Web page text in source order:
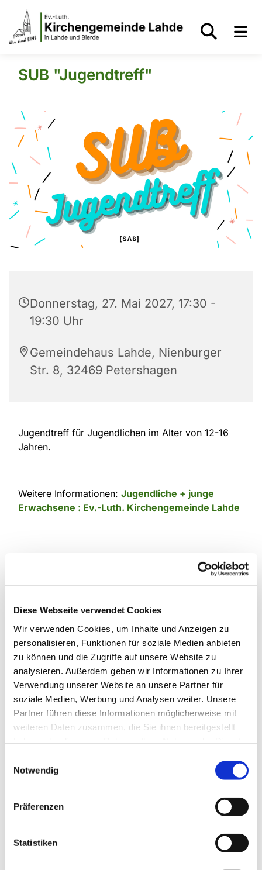
Diese Webseite verwendet Cookies
Wir verwenden Cookies, um Inhalte und Anzeigen zu
personalisieren, Funktionen für soziale Medien anbieten
zu können und die Zugriffe auf unsere Website zu
analysieren. Außerdem geben wir Informationen zu Ihrer
Verwendung unserer Website an unsere Partner für
soziale Medien, Werbung und Analysen weiter. Unsere
Partner führen diese Informationen möglicherweise mit
weiteren Daten zusammen, die Sie ihnen bereitgestellt
Notwendig
Präferenzen
Statistiken
SUB "Jugendtreff"
Donnerstag, 27. Mai 2027, 17:30 -
19:30 Uhr
Gemeindehaus Lahde, Nienburger
Str. 8, 32469 Petershagen
Jugendtreff für Jugendlichen im Alter von 12-16
Jahren.
Weitere Informationen: Jugendliche + junge
Erwachsene : Ev.-Luth. Kirchengemeinde Lahde